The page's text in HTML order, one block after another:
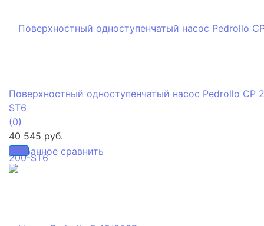
избранное сравнить
Поверхностный одноступенчатый насос Pedrollo CP
ST6
(0)
40 545 руб.